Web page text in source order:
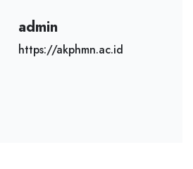
admin
https://akphmn.ac.id